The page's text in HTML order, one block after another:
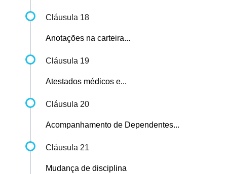
Cláusula 18
Anotações na carteira...
Cláusula 19
Atestados médicos e...
Cláusula 20
Acompanhamento de Dependentes...
Cláusula 21
Mudança de disciplina